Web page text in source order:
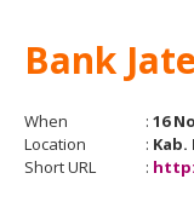
Bank
When : 16
Location
: Kab.
Short URL
: